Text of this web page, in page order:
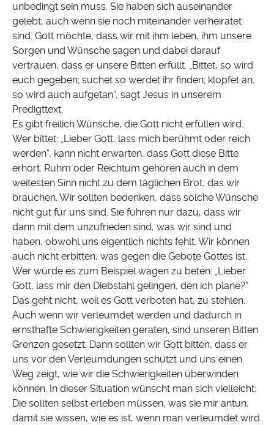
unbedingt sein muss. Sie haben sich auseinander
gelebt, auch wenn sie noch miteinander verheiratet
sind. Gott möchte, dass wir mit ihm leben, ihm unsere
Sorgen und Wünsche sagen und dabei darauf
vertrauen, dass er unsere Bitten erfüllt. „Bittet, so wird
euch gegeben; suchet so werdet ihr finden; klopfet an,
so wird auch aufgetan“, sagt Jesus in unserem
Predigttext.
Es gibt freilich Wünsche, die Gott nicht erfüllen wird.
Wer bittet: „Lieber Gott, lass mich berühmt oder reich
werden“, kann nicht erwarten, dass Gott diese Bitte
erhört. Ruhm oder Reichtum gehören auch in dem
weitesten Sinn nicht zu dem täglichen Brot, das wir
brauchen. Wir sollten bedenken, dass solche Wünsche
nicht gut für uns sind. Sie führen nur dazu, dass wir
dann mit dem unzufrieden sind, was wir sind und
haben, obwohl uns eigentlich nichts fehlt. Wir können
auch nicht erbitten, was gegen die Gebote Gottes ist.
Wer würde es zum Beispiel wagen zu beten: „Lieber
Gott, lass mir den Diebstahl gelingen, den ich plane?“
Das geht nicht, weil es Gott verboten hat, zu stehlen.
Auch wenn wir verleumdet werden und dadurch in
ernsthafte Schwierigkeiten geraten, sind unseren Bitten
Grenzen gesetzt. Dann sollten wir Gott bitten, dass er
uns vor den Verleumdungen schützt und uns einen
Weg zeigt, wie wir die Schwierigkeiten überwinden
können. In dieser Situation wünscht man sich vielleicht:
Die sollten selbst erleben müssen, was sie mir antun,
damit sie wissen, wie es ist, wenn man verleumdet wird.